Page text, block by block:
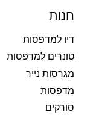
חנות
דיו למדפסות
טונרים למדפסות
מגרסות נייר
מדפסות
סורקים